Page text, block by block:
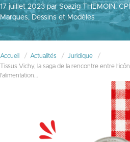
17 juillet 2023 par Soazig THEMOIN,
Marques, Dessins et Modèles
Accueil Actualités
Juridique
Tissus Vichy, la saga de la rencontre entre
l’alimentation…